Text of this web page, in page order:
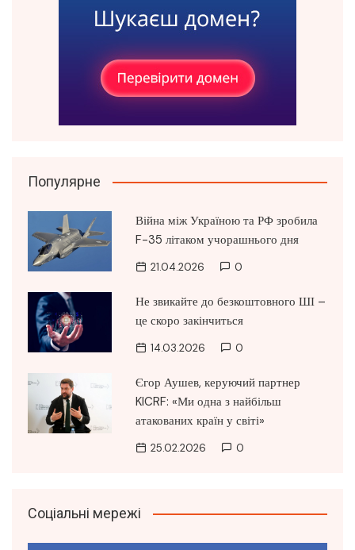
Популярне
Війна між Україною та РФ зробила
F-35 літаком учорашнього дня
21.04.2026 0
Не звикайте до безкоштовного ШІ –
це скоро закінчиться
14.03.2026 0
Єгор Аушев, керуючий партнер
KICRF: «Ми одна з найбільш
атакованих країн у світі»
25.02.2026 0
Соціальні мережі